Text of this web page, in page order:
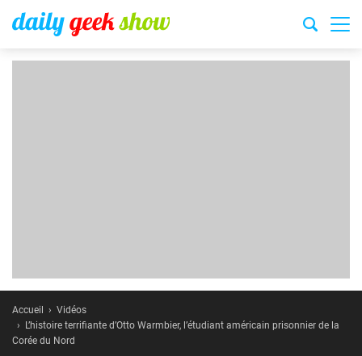
Accueil
Vidéos
L’histoire terrifiante d’Otto Warmbier, l’étudiant américain prisonnier de la
Corée du Nord